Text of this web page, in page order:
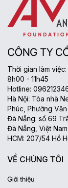
CÔNG TY
Thời gian làm
8h00 - 11h45
Hotline:
Hà Nội: Tòa nhà
Phúc, Phường
Đà Nẵng: số 69
Đà Nẵng, Việt Nam
HCM: 207/54 Hồ
VỀ CHÚNG TÔI
Giới thiệu